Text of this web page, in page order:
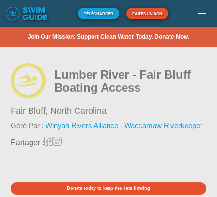
TÉLÉCHARGER FAITES UN DON
Join Our Mission: Support Clean Water Today. Donate Now.
Lumber River - Fair Bluff
Boating Access
Fair Bluff, North Carolina
Géré Par :Winyah Rivers Alliance - Waccamaw Riverkeeper
Partager :
Donate today to keep the data flowing